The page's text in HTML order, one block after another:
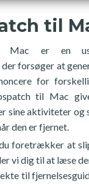
til
Mac er en
forsøger at
for
til Mac
sine aktiviteter og
den er fjernet.
foretrækker at
vi dig til at læse
til